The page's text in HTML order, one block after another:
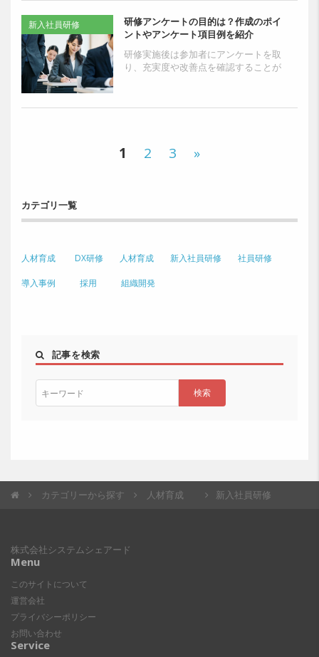
研修アンケートの目的は？作成のポイ
ントやアンケート項目例を紹介
研修実施後は参加者にアンケートを取
り、充実度や改善点を確認することが
うにアンケートを作成すれ...
新入社員研修
1 2 3 »
カテゴリ一覧
人材育成 DX研修 人材育成 新入社員研修 社員研修
導入事例 採用 組織開発
記事を検索
カテゴリーから探す 人材育成 新入社員研修
株式会社システムシェアード
Menu
このサイトについて
運営会社
プライバシーポリシー
お問い合わせ
Service